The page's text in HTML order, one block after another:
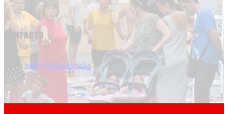
Contacto
info@fiestasespaña